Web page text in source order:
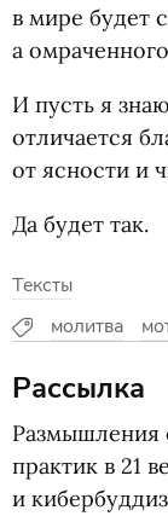
в мире будет
а
И пусть я
отличается
от ясности и
Да будет так.
Тексты
молитва
Рассылка
Размышления
практик в 21
и